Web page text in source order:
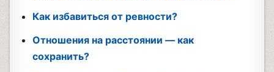
Как избавиться от ревности?
Отношения на расстоянии — как
сохранить?